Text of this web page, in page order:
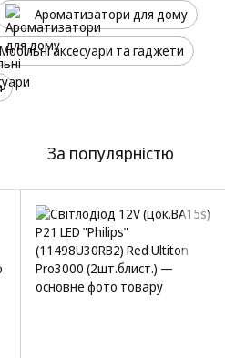
Ароматизатори для дому
Мобільні аксесуари та гаджети
За популярністю